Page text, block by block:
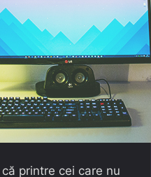
printre cei care nu